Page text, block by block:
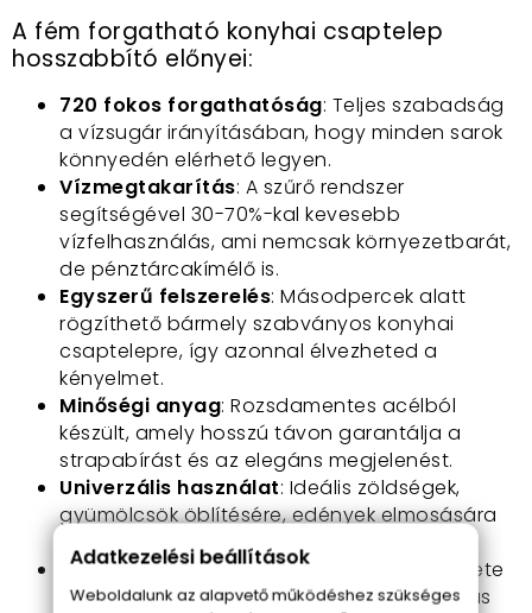
A fém forgatható konyhai csaptelep
hosszabbító előnyei:
720 fokos forgathatóság: Teljes szabadság
a vízsugár irányításában, hogy minden sarok
könnyedén elérhető legyen.
Vízmegtakarítás: A szűrő rendszer
segítségével 30-70%-kal kevesebb
vízfelhasználás, ami nemcsak környezetbarát,
de pénztárcakímélő is.
Egyszerű felszerelés: Másodpercek alatt
rögzíthető bármely szabványos konyhai
csaptelepre, így azonnal élvezheted a
kényelmet.
Minőségi anyag: Rozsdamentes acélból
készült, amely hosszú távon garantálja a
strapabírást és az elegáns megjelenést.
Univerzális használat: Ideális zöldségek,
gyümölcsök öblítésére, edények elmosására
és a mosogatótálca tisztán tartására.
Könnyű tisztíthatóság: Az eszköz szerkezete
egyszerűen tisztítható, így mindig higiénikus
Adatkezelési beállítások
Weboldalunk az alapvető működéshez szükséges